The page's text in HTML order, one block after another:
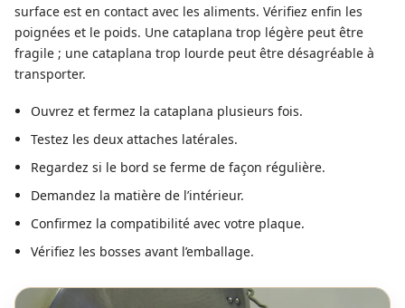
surface est en contact avec les aliments. Vérifiez enfin les
poignées et le poids. Une cataplana trop légère peut être
fragile ; une cataplana trop lourde peut être désagréable à
transporter.
Ouvrez et fermez la cataplana plusieurs fois.
Testez les deux attaches latérales.
Regardez si le bord se ferme de façon régulière.
Demandez la matière de l’intérieur.
Confirmez la compatibilité avec votre plaque.
Vérifiez les bosses avant l’emballage.